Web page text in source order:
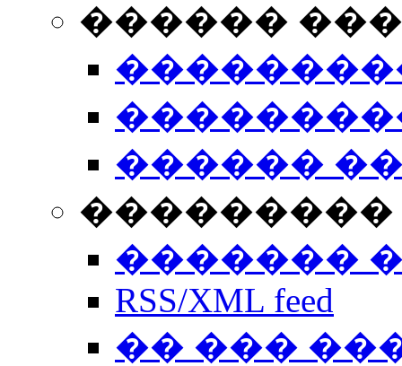
������
������
���������
�������
RSS/XML feed
�� ���